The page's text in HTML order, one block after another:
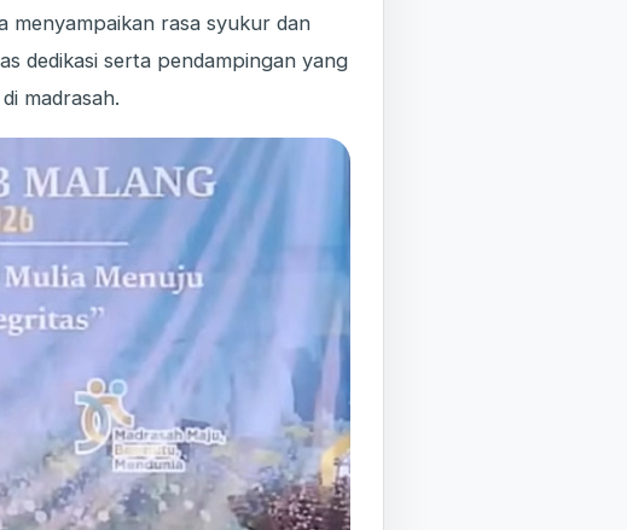
menyampaikan rasa syukur dan
dedikasi serta pendampingan yang
madrasah.